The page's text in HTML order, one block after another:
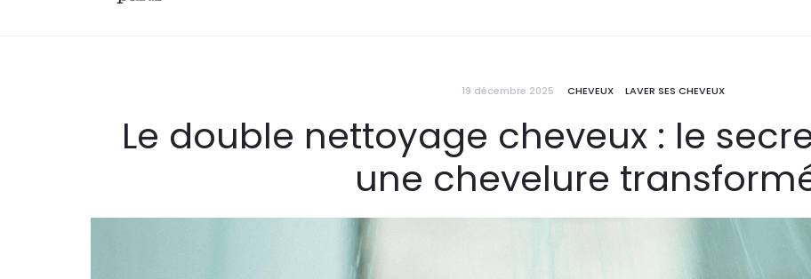
19 décembre 2025 CHEVEUX LAVER SES CHEVEUX
Le double nettoyage cheveux : le
une chevelure